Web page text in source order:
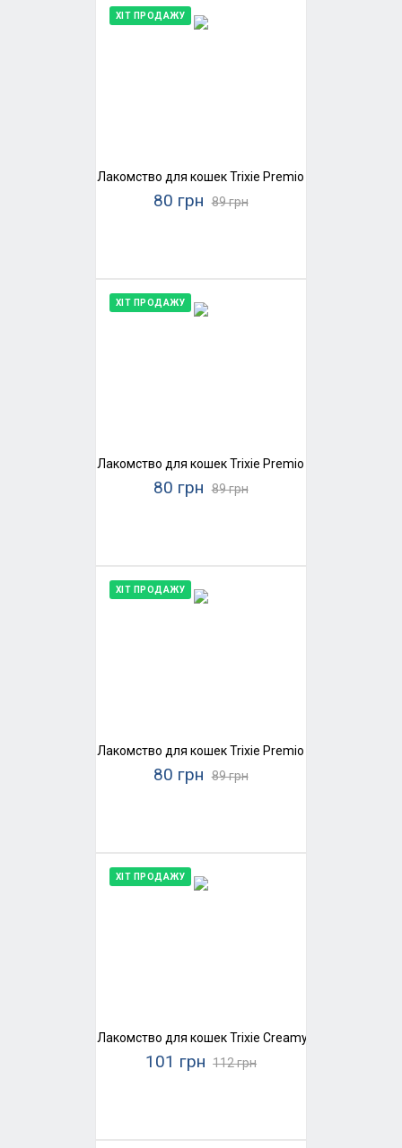
ХІТ ПРОДАЖУ
Лакомство для кошек Trixie Premio Stick Quintett
80 грн 89 грн
ХІТ ПРОДАЖУ
Лакомство для кошек Trixie Premio Stick Quintett
80 грн 89 грн
ХІТ ПРОДАЖУ
Лакомство для кошек Trixie Premio Stick Quintett
80 грн 89 грн
ХІТ ПРОДАЖУ
Лакомство для кошек Trixie Creamy Snacks
101 грн 112 грн